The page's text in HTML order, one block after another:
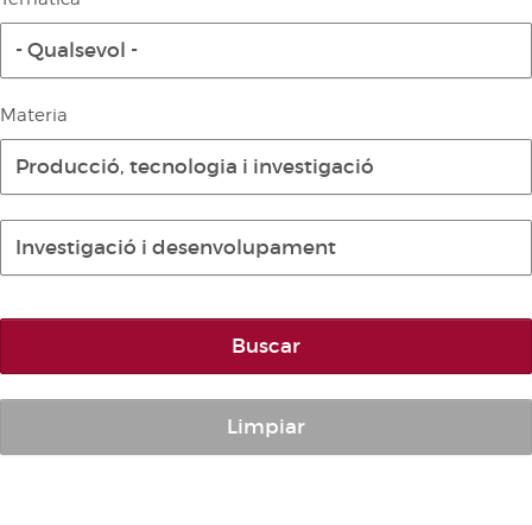
Diari de la Diputació Permanent
Publicacions no oficials
Anuari de Dret Parlamentari
Temes de les Corts Valencianes
Corts Forals
Altres publicacions
- Qualsevol -
Materia
Producció, tecnologia i investigació
Investigació i desenvolupament
Buscar
Limpiar